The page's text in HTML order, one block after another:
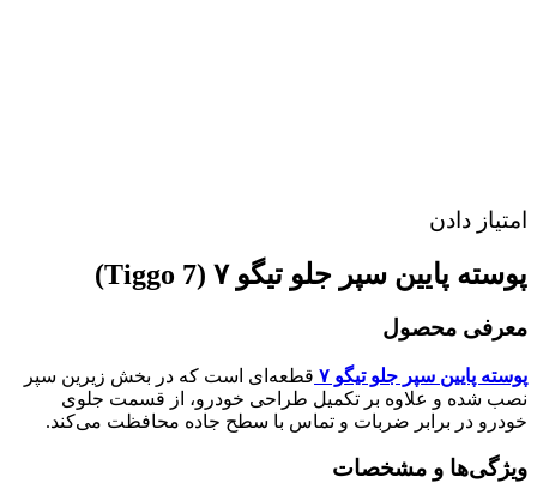
امتیاز دادن
پوسته پایین سپر جلو تیگو ۷ (Tiggo 7)
معرفی محصول
پوسته پایین سپر جلو تیگو ۷
قطعه‌ای است که در بخش زیرین سپر
نصب شده و علاوه بر تکمیل طراحی خودرو، از قسمت جلوی
خودرو در برابر ضربات و تماس با سطح جاده محافظت می‌کند.
ویژگی‌ها و مشخصات